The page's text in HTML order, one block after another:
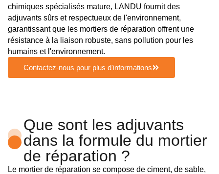
chimiques spécialisés mature, LANDU fournit des
adjuvants sûrs et respectueux de l'environnement,
garantissant que les mortiers de réparation offrent une
résistance à la liaison robuste, sans pollution pour les
humains et l'environnement.
Contactez-nous pour plus d'informations
Que sont les adjuvants
dans la formule du mortier
de réparation ?
Le mortier de réparation se compose de ciment, de sable,